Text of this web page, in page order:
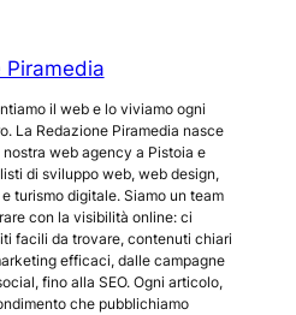
Piramedia
il web e lo viviamo ogni
La Redazione Piramedia nasce
nostra web agency a Pistoia e
di sviluppo web, web design,
turismo digitale. Siamo un team
con la visibilità online: ci
facili da trovare, contenuti chiari
efficaci, dalle campagne
fino alla SEO. Ogni articolo,
che pubblichiamo